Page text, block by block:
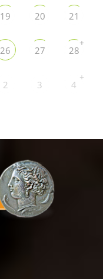
19 20 21
26 27 28
+
2 3 4
+